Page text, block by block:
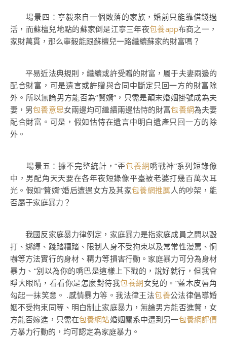
場景四：寧毅來自一個敗落的家族，婚前只能靠借錢過
活，而蘇檀兒地點的蘇家倒是江寧三年夜包養app布商之一，
家財萬貫，那么寧毅能跟蘇檀兒一路繼續蘇家的財富嗎？
平易近法典規則，繼續或許受贈的財富，屬于夫妻兩邊的
配合財富，可是遺言或許贈與合同中斷定只回一方的財富除
外。所以無論男方能否為“贅婿”，只需是顛末婚姻掛號成為夫
妻，男包養意思女兩邊均可繼續兩邊怙恃的財富包養網為夫妻
配合財富。可是，假如怙恃在遺言中明白遺產只回一方的除
外。
場景五：據不完整統計，“歪包養網嘴戰神”系列短錄像
中，男配角天天要在各年夜短錄像平臺被老婆打幾百萬次耳
光。假如“贅婿”婚后遭遇女方及其家包養網推薦人的吵架，能
否屬于家庭暴力？
我國反家庭暴力律例定，家庭暴力是指家庭成員之間以毆
打、綁縛、踐踏糟踏、限制人身不受拘束以及常常性漫罵、恫
嚇等方法實行的身材、精力等損害行動。家庭暴力可分為身材
暴力、“別以為你的嘴巴是這樣上下戳的，說好就行，但我會
睜大眼睛，看看你是怎麼對待我包養網女兒的。”藍木皮唇角
勾起一抹笑意。 .感情暴力等。我法律王法包養公法律倡導婚
姻不受拘束同等、明白制止家庭暴力，無論男方能否進贅，女
方能否嫁進，只需在包養網站婚姻關系中遭到另一包養網評價
方暴力行動的，均可認定為家庭暴力。